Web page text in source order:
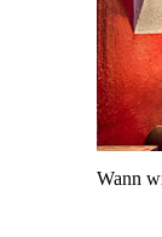
Wann